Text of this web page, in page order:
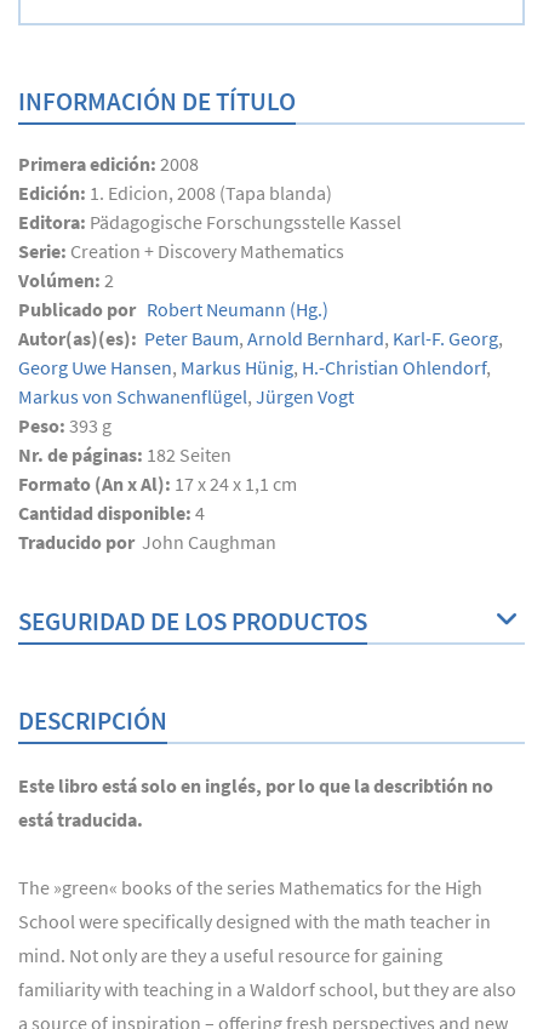
INFORMACIÓN DE TÍTULO
Primera edición: 2008
Edición: 1. Edicion, 2008 (Tapa blanda)
Editora: Pädagogische Forschungsstelle Kassel
Serie: Creation + Discovery Mathematics
Volúmen: 2
Publicado por Robert Neumann (Hg.)
Autor(as)(es): Peter Baum, Arnold Bernhard, Karl-F. Georg,
Georg Uwe Hansen, Markus Hünig, H.-Christian Ohlendorf,
Markus von Schwanenflügel, Jürgen Vogt
Peso: 393 g
Nr. de páginas: 182 Seiten
Formato (An x Al): 17 x 24 x 1,1 cm
Cantidad disponible: 4
Traducido por John Caughman
SEGURIDAD DE LOS PRODUCTOS
DESCRIPCIÓN
Este libro está solo en inglés, por lo que la describtión no
está traducida.
The »green« books of the series Mathematics for the High
School were specifically designed with the math teacher in
mind. Not only are they a useful resource for gaining
familiarity with teaching in a Waldorf school, but they are also
a source of inspiration – offering fresh perspectives and new